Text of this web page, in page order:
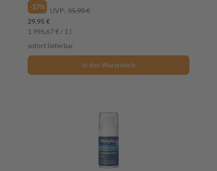
-17%
UVP: 35,90 €
29,95 €
1.996,67 € / 1 l
sofort lieferbar
In den Warenkorb